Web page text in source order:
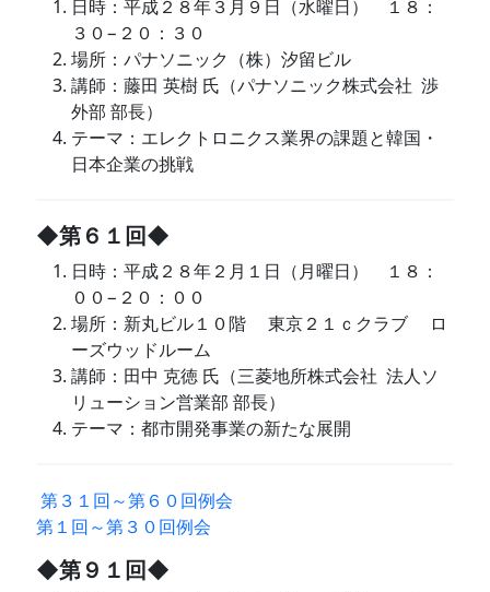
日時：平成２８年３月９日（水曜日） １８：
３０−２０：３０
場所：パナソニック（株）汐留ビル
講師：藤田 英樹 氏（パナソニック株式会社 渉
外部 部長）
テーマ：エレクトロニクス業界の課題と韓国・
日本企業の挑戦
◆第６１回◆
日時：平成２８年２月１日（月曜日） １８：
００−２０：００
場所：新丸ビル１０階 東京２１ｃクラブ ロ
ーズウッドルーム
講師：田中 克徳 氏（三菱地所株式会社 法人ソ
リューション営業部 部長）
テーマ：都市開発事業の新たな展開
第３１回～第６０回例会
第１回～第３０回例会
◆第９１回◆